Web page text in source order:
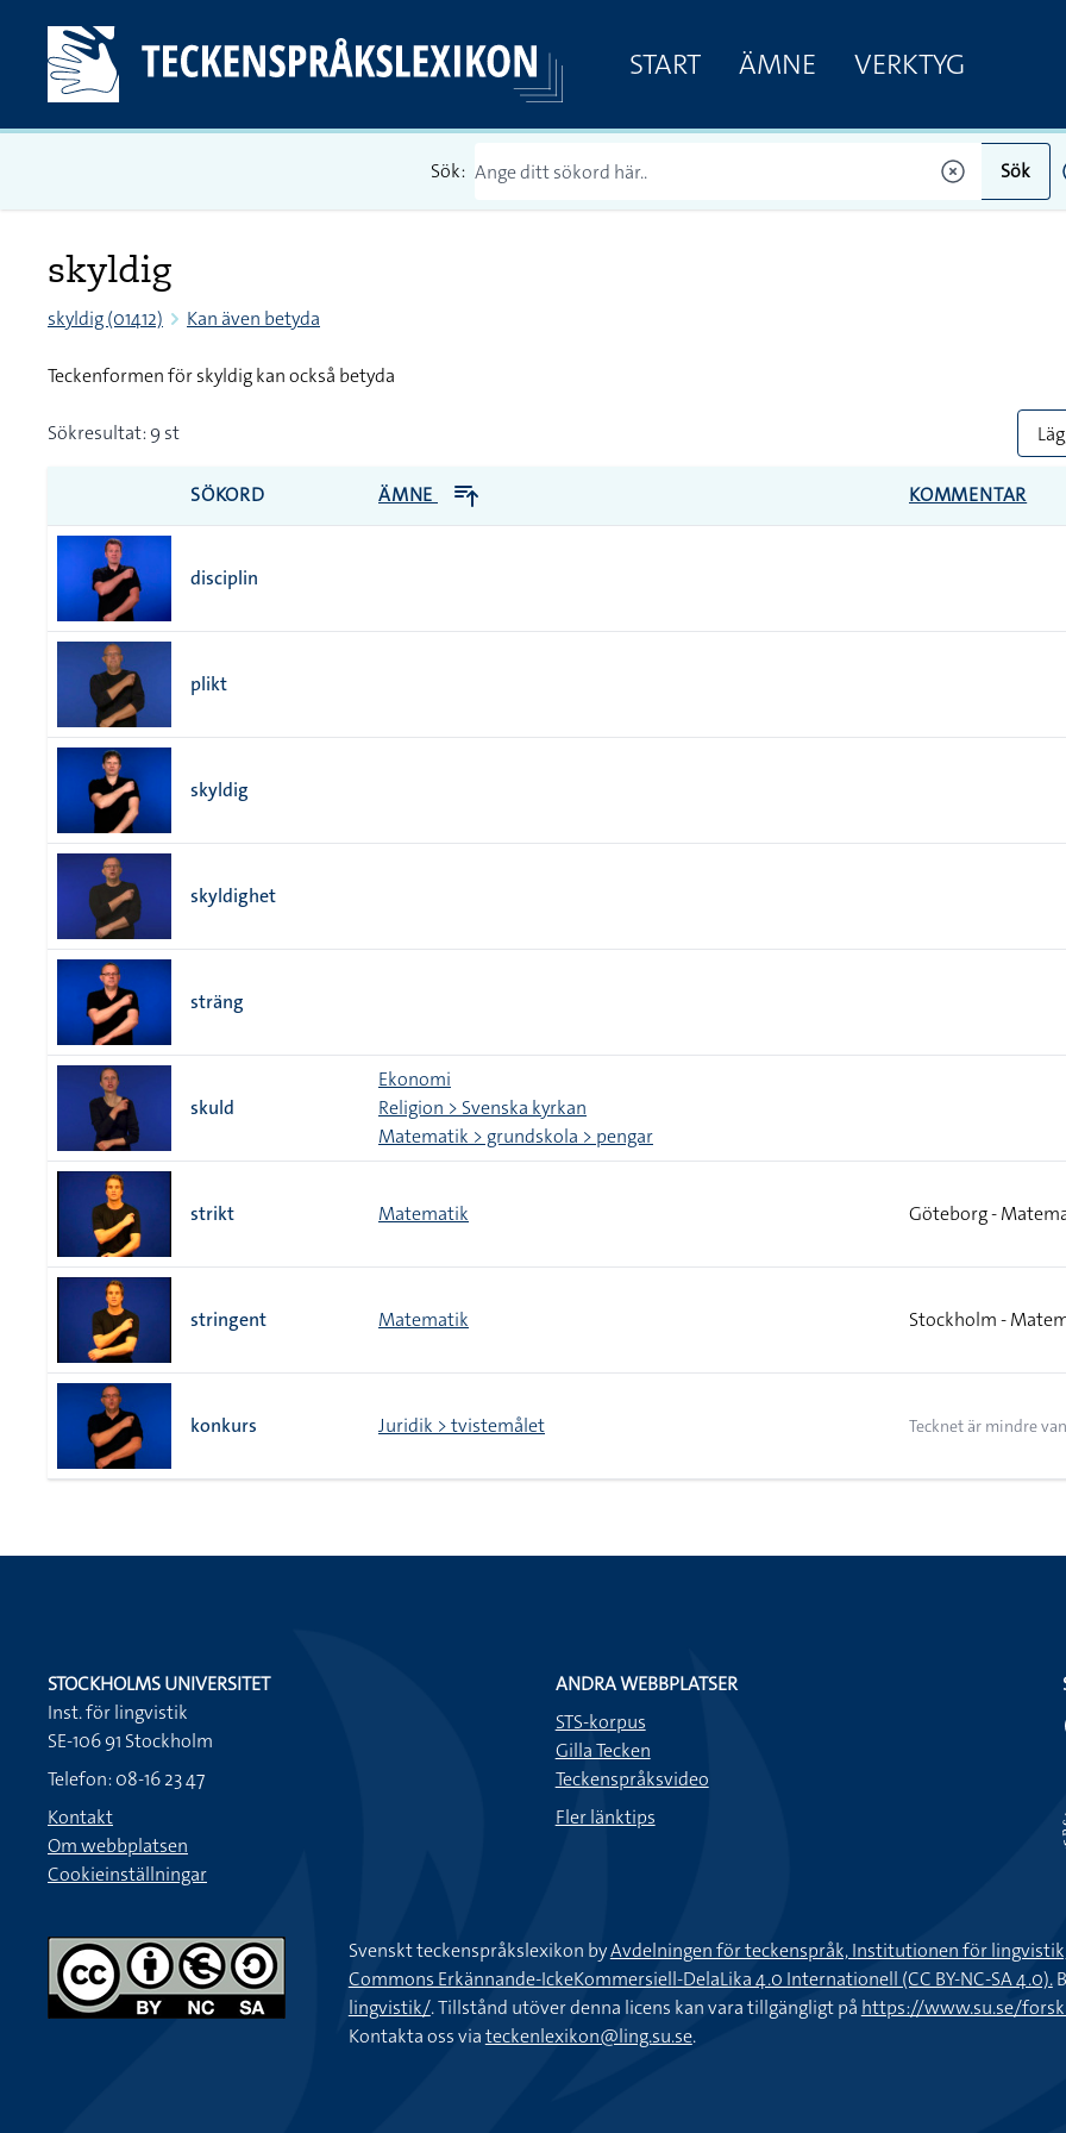
START ÄMNE VERKTYG
Sök: Sök
skyldig
skyldig (01412) Kan även betyda
Teckenformen för skyldig kan också betyda
Sökresultat: 9 st
SÖKORD ÄMNE KOMMENTAR
disciplin
plikt
skyldig
skyldighet
sträng
skuld
Ekonomi
Religion > Svenska kyrkan
Matematik > grundskola > pengar
strikt Matematik Göteborg -
stringent Matematik Stockholm -
konkurs Juridik > tvistemålet Tecknet är mindre
STOCKHOLMS UNIVERSITET
Inst. för lingvistik
SE-106 91 Stockholm
Telefon: 08-16 23 47
Kontakt
Om webbplatsen
Cookieinställningar
ANDRA WEBBPLATSER
STS-korpus
Gilla Tecken
Teckenspråksvideo
Fler länktips
Svenskt teckenspråkslexikon byAvdelningen för teckenspråk, Institutionen för
Commons Erkännande-IckeKommersiell-DelaLika 4.0 Internationell (CC BY-NC-SA 4.0).
lingvistik/. Tillstånd utöver denna licens kan vara tillgängligt på https://www.su.se/
Kontakta oss viateckenlexikon@ling.su.se.